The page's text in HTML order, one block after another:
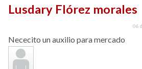
Lusdary Flórez morales
06
Nececito un auxilio para mercado